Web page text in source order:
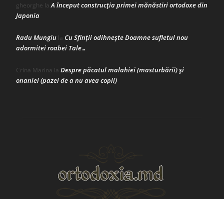
gheorghe laA început construcţia primei mănăstiri ortodoxe din
Japonia
Radu Mungiu la Cu Sfinții odihnește Doamne sufletul nou
adormitei roabei Tale…
Crina Marina la Despre păcatul malahiei (masturbării) şi
onaniei (pazei de a nu avea copii)